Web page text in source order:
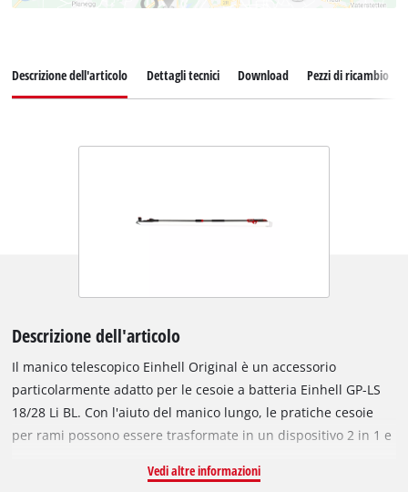
Descrizione dell'articolo Dettagli tecnici Download Pezzi di ricambio
Descrizione dell'articolo
Il manico telescopico Einhell Original è un accessorio
particolarmente adatto per le cesoie a batteria Einhell GP-LS
18/28 Li BL. Con l'aiuto del manico lungo, le pratiche cesoie
per rami possono essere trasformate in un dispositivo 2 in 1 e
manico telescopico in alluminio può essere regolato in
Vedi altre informazioni